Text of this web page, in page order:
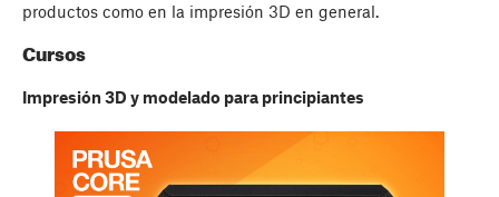
productos como en la impresión 3D en general.
Cursos
Impresión 3D y modelado para principiantes